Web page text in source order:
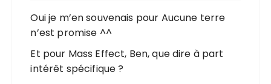
Oui je m’en souvenais pour Aucune terre
n’est promise ^^
Et pour Mass Effect, Ben, que dire à part
intérêt spécifique ?